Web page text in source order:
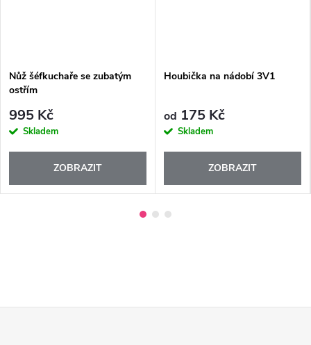
Nůž šéfkuchaře se zubatým
ostřím
995 Kč
Skladem
ZOBRAZIT
Houbička na nádobí 3V1
od 175 Kč
Skladem
ZOBRAZIT